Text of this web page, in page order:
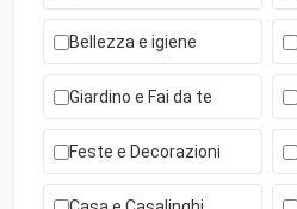
Bellezza e igiene
Giardino e Fai da te
Feste e Decorazioni